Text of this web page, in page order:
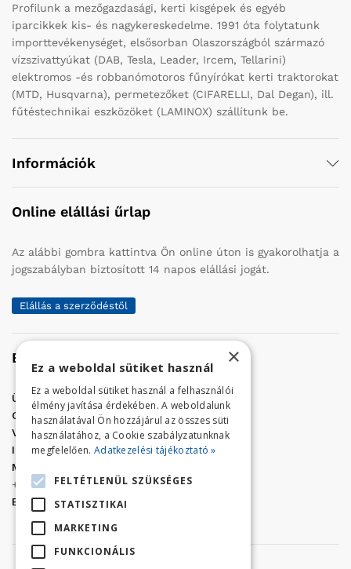
Profilunk a mezőgazdasági, kerti kisgépek és egyéb
iparcikkek kis- és nagykereskedelme. 1991 óta folytatunk
importtevékenységet, elsősorban Olaszországból származó
vízszivattyúkat (DAB, Tesla, Leader, Ircem, Tellarini)
elektromos -és robbanómotoros fűnyírókat kerti traktorokat
(MTD, Husqvarna), permetezőket (CIFARELLI, Dal Degan), ill.
fűtéstechnikai eszközöket (LAMINOX) szállítunk be.
Információk
Online elállási űrlap
Az alábbi gombra kattintva Ön online úton is gyakorolhatja a
jogszabályban biztosított 14 napos elállási jogát.
Elállás a szerződéstől
Elérhetőség
Üzletünk címe:Szolnok, Vércse út 17.
Golf Center Áruház:
06 (56) 423-324
VÁR-Kert Áruház: 06 (56) 429-771
Iroda:06 (56) 421-857
Megrendelés, termék információ:
+36 (70) 938-3356
E-mail:
golfaruhaz@gmail.com
×
Ez a weboldal sütiket használ
Ez a weboldal sütiket használ a felhasználói
élmény javítása érdekében. A weboldalunk
használatával Ön hozzájárul az összes süti
használatához, a Cookie szabályzatunknak
megfelelően. Adatkezelési tájékoztató »
FELTÉTLENÜL SZÜKSÉGES
STATISZTIKAI
MARKETING
FUNKCIONÁLIS